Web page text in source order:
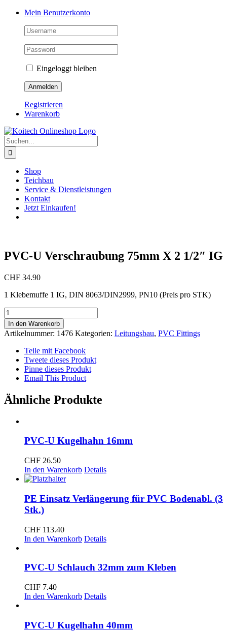
Skip
Mein Benutzerkonto
Eingeloggt bleiben
Registrieren
Warenkorb
Suche
nach:
Shop
Teichbau
Service & Dienstleistungen
Kontakt
Jetzt Einkaufen!
PVC-U Verschraubung 75mm X 2 1/2″ IG
CHF 34.90
1 Klebemuffe 1 IG, DIN 8063/DIN2999, PN10 (Preis pro STK)
PVC-
U
Verschraubung
75mm
1/2"
Menge
In den Warenkorb
Artikelnummer: 1476 Kategorien: Leitungsbau, PVC Fittings
Teile mit Facebook
Tweete dieses Produkt
Pinne dieses Produkt
Email This Product
Ähnliche Produkte
PVC-U Kugelhahn 16mm
CHF 26.50
In den Warenkorb Details
PE Einsatz Verlängerung für PVC Bodenabl. (3
Stk.)
CHF 113.40
In den Warenkorb Details
PVC-U Schlauch 32mm zum Kleben
CHF 7.40
In den Warenkorb Details
PVC-U Kugelhahn 40mm